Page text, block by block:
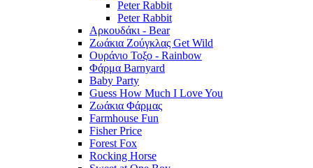
Peter Rabbit
Peter Rabbit
Αρκουδάκι - Bear
Ζωάκια Ζούγκλας Get Wild
Ουράνιο Τοξο - Rainbow
Φάρμα Barnyard
Baby Party
Guess How Much I Love You
Ζωάκια Φάρμας
Farmhouse Fun
Fisher Price
Forest Fox
Rocking Horse